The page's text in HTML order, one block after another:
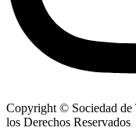
Copyright © Sociedad de
los Derechos Reservados